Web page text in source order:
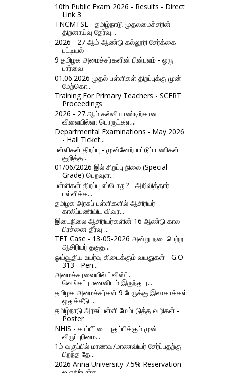
10th Public Exam 2026 - Results - Direct
Link 3
TNCMTSE - தமிழ்நாடு முதலமைச்சரின்
திறனாய்வு தேர்வு...
2026 - 27 ஆம் ஆண்டு கல்லூரி சேர்க்கை
பட்டியல்
9 தமிழக அமைச்சர்களின் பின்புலம் - ஒரு
பார்வை
01.06.2026 முதல் பள்ளிகள் திறப்புக்கு முன்
மேற்கொ...
Training For Primary Teachers - SCERT
Proceedings
2026 - 27 ஆம் கல்வியாண்டிற்கான
விலையில்லா பொருட்கள...
Departmental Examinations - May 2026
- Hall Ticket...
பள்ளிகள் திறப்பு - முன்னேற்பாட்டுப் பணிகள்
குறித்த...
01/06/2026 இல் சிறப்பு நிலை (Special
Grade) பெறவுள...
பள்ளிகள் திறப்பு எப்போது? - அறிவித்தார்
பள்ளிக்க...
தமிழக அரசுப் பள்ளிகளில் ஆசிரியர்
காலிப்பணியிட விவர...
இடைநிலை ஆசிரியர்களின் 16 ஆண்டு கால
பிரச்னை தீர்வு ...
TET Case - 13-05-2026 அன்று நடைபெற்ற
ஆசிரியர் தகுத...
ஓய்வூதிய உயர்வு கிடைக்கும் வயதுகள் - G.O
313 - Pen...
அமைச்சரவையில் ட்விஸ்ட்..
வெங்கட்ரமணனிடம் இருந்து ர...
தமிழக அமைச்சர்கள் 9 பேருக்கு இலாகாக்கள்
ஒதுக்கீடு ...
தமிழ்நாடு அரசுப்பள்ளி மேம்படுத்த வழிகள் -
Poster
NHIS - காப்பீட்டை புதுப்பிக்கும் முன்
விருப்புரிமை...
1ம் வகுப்பில் மாணவ/மாணவியர் சேர்ப்பதற்கு
பிறந்த தே...
2026 Anna University 7.5% Reservation-